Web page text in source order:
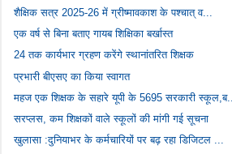
शैक्षिक सत्र 2025-26 में ग्रीष्मावकाश के पश्चात् व...
एक वर्ष से बिना बताए गायब शिक्षिका बर्खास्त
24 तक कार्यभार ग्रहण करेंगे स्थानांतरित शिक्षक
प्रभारी बीएसए का किया स्वागत
महज एक शिक्षक के सहारे यूपी के 5695 सरकारी स्कूल,ब...
सरप्लस, कम शिक्षकों वाले स्कूलों की मांगी गई सूचना
खुलासा :दुनियाभर के कर्मचारियों पर बढ़ रहा डिजिटल ...